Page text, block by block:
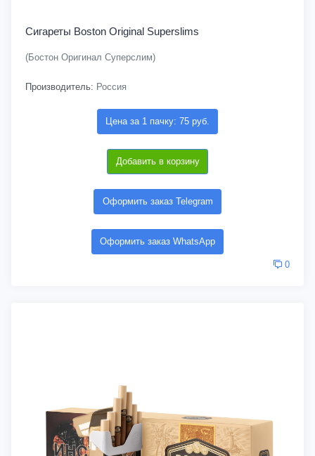
Сигареты Boston Original Superslims
(Бостон Оригинал Суперслим)
Производитель: Россия
Цена за 1 пачку: 75 руб.
Добавить в корзину
Оформить заказ Telegram
Оформить заказ WhatsApp
0